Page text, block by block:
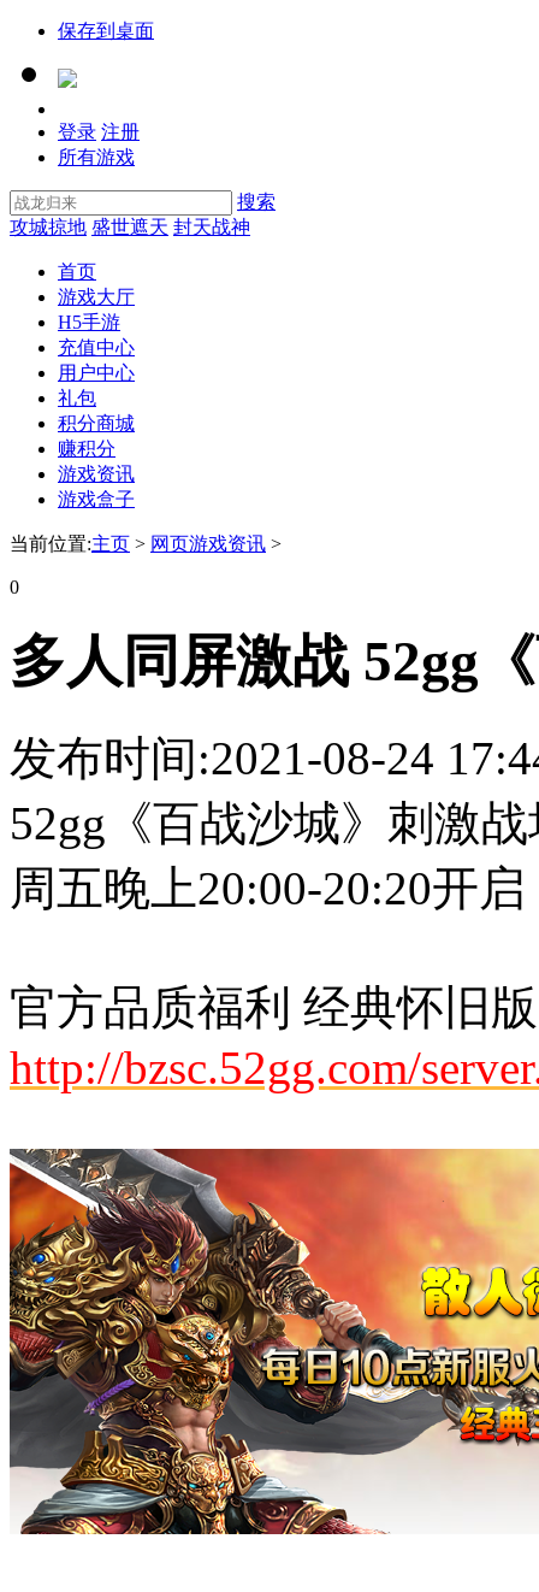
保存到桌面
登录 注册
所有游戏
搜索
攻城掠地 盛世遮天 封天战神
首页
游戏大厅
H5手游
充值中心
用户中心
礼包
积分商城
赚积分
游戏资讯
游戏盒子
当前位置:主页 > 网页游戏资讯 >
0
多人同屏激战 52gg
发布时间:2021-08-24
52gg《百战沙城》刺激
周五晚上20:00-20:20开启
官方品质福利 经典怀旧
http://bzsc.52gg.com/